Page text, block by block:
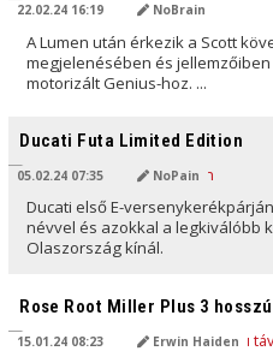
22.02.24 16:19 NoBrain
A Lumen után érkezik a Scott
megjelenésében és
motorizált Genius-hoz. ...
Ducati Futa Limited Edition
05.02.24 07:35 NoPain
Ducati első E-
névvel és azokkal a legkiválóbb
Olaszország kínál.
Rose Root Miller Plus 3
15.01.24 08:23 Erwin Haiden